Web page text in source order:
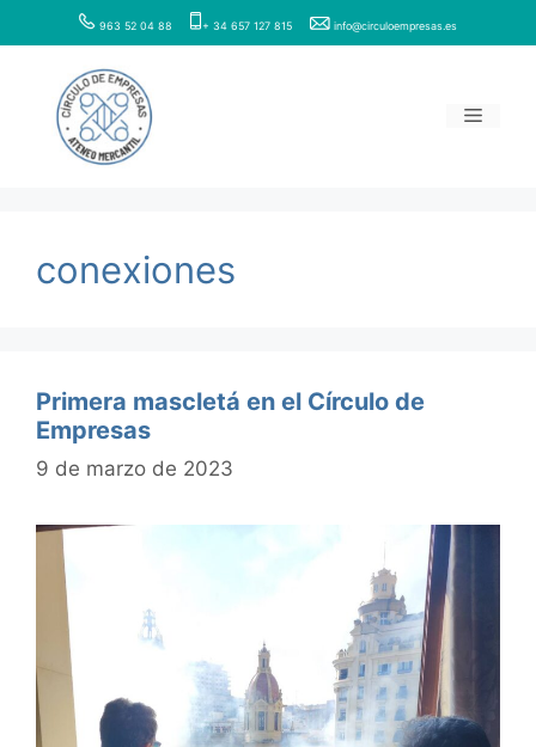
al
contenido
963 52 04 88 + 34 657 127 815 info@circuloempresas.es
Menú
conexiones
Primera mascletá en el Círculo de
Empresas
9 de marzo de 2023